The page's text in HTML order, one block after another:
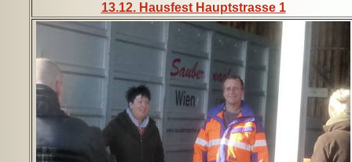
13.12. Hausfest Hauptstrasse 1